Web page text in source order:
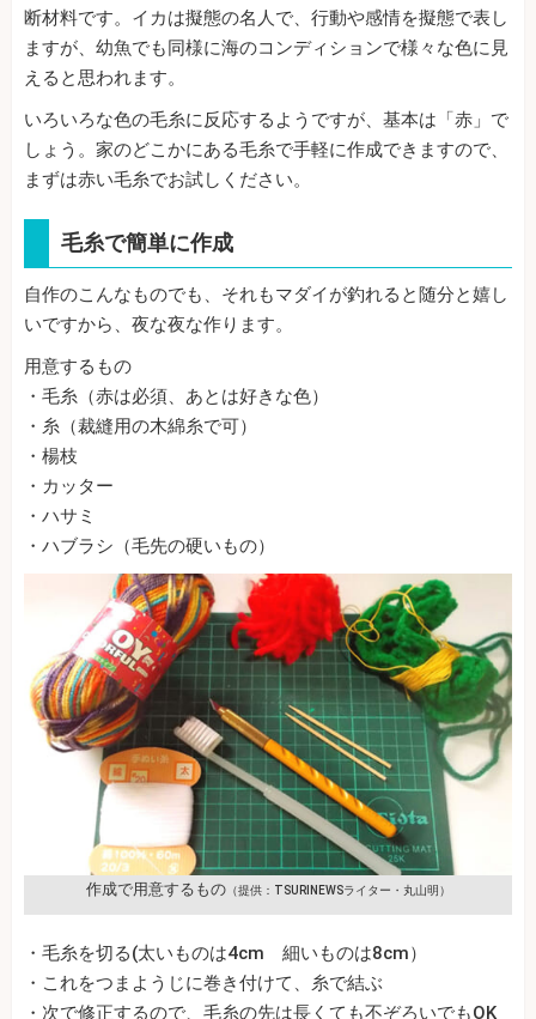
断材料です。イカは擬態の名人で、行動や感情を擬態で表し
ますが、幼魚でも同様に海のコンディションで様々な色に見
えると思われます。
いろいろな色の毛糸に反応するようですが、基本は「赤」で
しょう。家のどこかにある毛糸で手軽に作成できますので、
まずは赤い毛糸でお試しください。
毛糸で簡単に作成
自作のこんなものでも、それもマダイが釣れると随分と嬉し
いですから、夜な夜な作ります。
用意するもの
・毛糸（赤は必須、あとは好きな色）
・糸（裁縫用の木綿糸で可）
・楊枝
・カッター
・ハサミ
・ハブラシ（毛先の硬いもの）
作成で用意するもの（提供：TSURINEWSライター・丸山明）
・毛糸を切る(太いものは4cm 細いものは8cm）
・これをつまようじに巻き付けて、糸で結ぶ
・次で修正するので、毛糸の先は長くても不ぞろいでもOK